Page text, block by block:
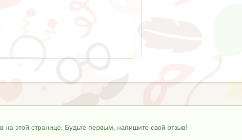
на этой странице. Будьте первым, напишите свой отзыв!